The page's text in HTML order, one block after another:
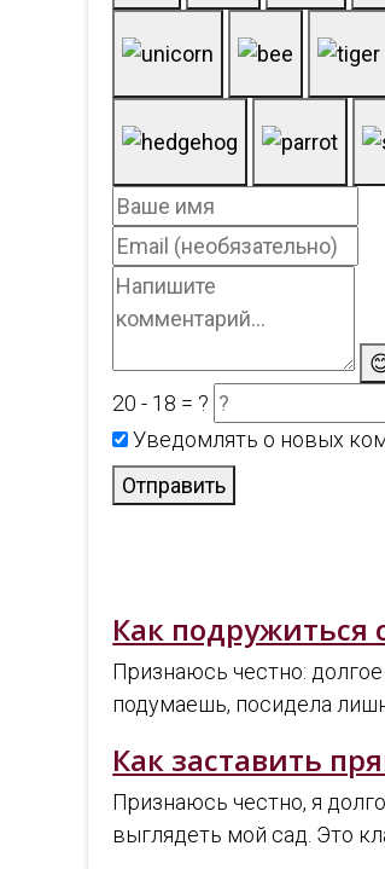
20 - 18 = ?
Уведомлять о новых
Отправить
Как
Признаюсь честно:
подумаешь, посидела
Как заставить
Признаюсь честно, я
выглядеть мой сад. Это